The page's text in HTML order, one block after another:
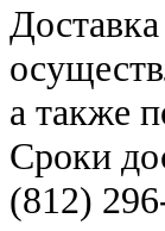
а также
Сроки
(812)